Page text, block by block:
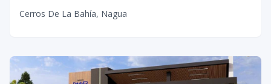
Cerros De La Bahía, Nagua